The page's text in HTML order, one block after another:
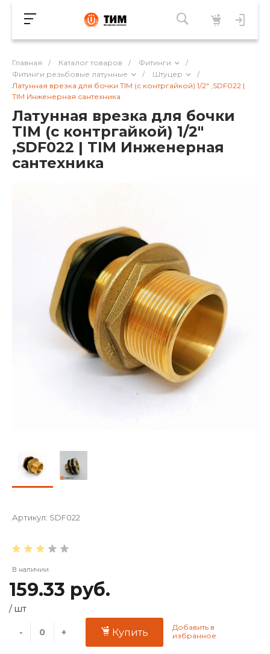
Главная / Каталог товаров / Фитинги
/
Фитинги резьбовые латунные
/ Штуцер
/
Латунная врезка для бочки TIM (с контргайкой) 1/2" ,SDF022 |
TIM Инженерная сантехника
Латунная врезка для бочки
TIM (с контргайкой) 1/2"
,SDF022 | TIM Инженерная
сантехника
Артикул: SDF022
В наличии
159.33 руб.
/ шт
- + Купить